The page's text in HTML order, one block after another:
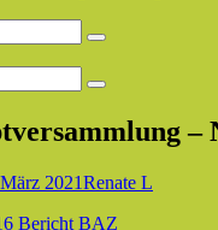
Search
Search
–
2021By
Byline
Renate L